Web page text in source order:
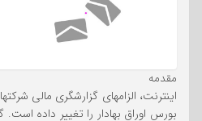
مقدمه
اینترنت، الزامهای گزارشگری مالی
بورس اوراق بهادار را تغییر داده